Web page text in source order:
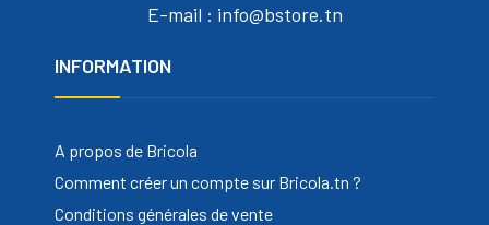
E-mail : info@bstore.tn
INFORMATION
A propos de Bricola
Comment créer un compte sur Bricola.tn ?
Conditions générales de vente